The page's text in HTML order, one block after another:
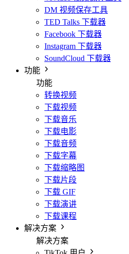
DM 视频保存工具
TED Talks 下载器
Facebook 下载器
Instagram 下载器
SoundCloud 下载器
功能
功能
转换视频
下载视频
下载音乐
下载电影
下载音频
下载字幕
下载缩略图
下载片段
下载 GIF
下载演讲
下载课程
解决方案
解决方案